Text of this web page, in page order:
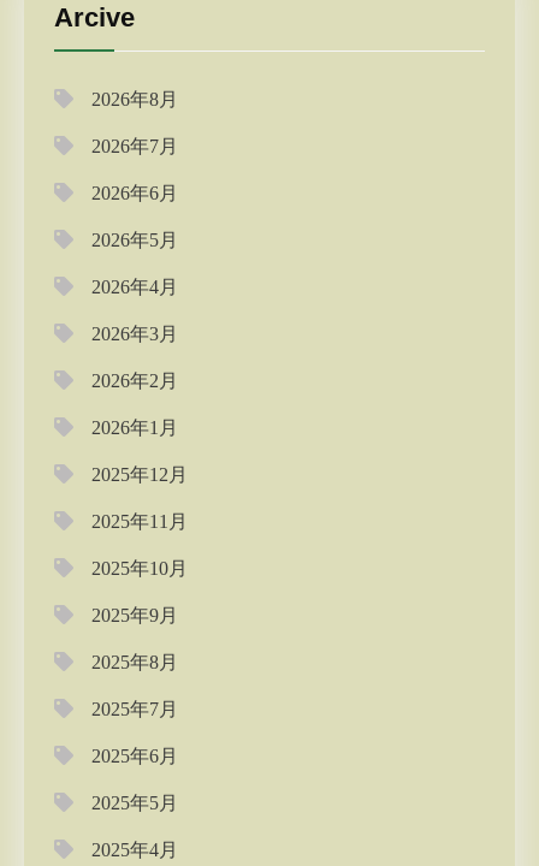
Arcive
2026年8月
2026年7月
2026年6月
2026年5月
2026年4月
2026年3月
2026年2月
2026年1月
2025年12月
2025年11月
2025年10月
2025年9月
2025年8月
2025年7月
2025年6月
2025年5月
2025年4月